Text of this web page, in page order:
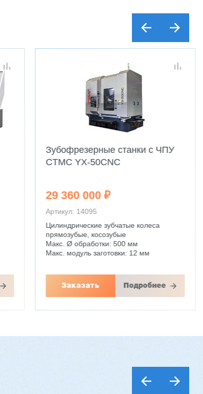
Зубофрезерные станки с ЧПУ
CTMC YX-50CNC
29 360 000 ₽
Артикул: 14095
Цилиндрические зубчатые колеса
прямозубые, косозубые
Макс. Ø обработки: 500 мм
Макс. модуль заготовки: 12 мм
Заказать Подробнее